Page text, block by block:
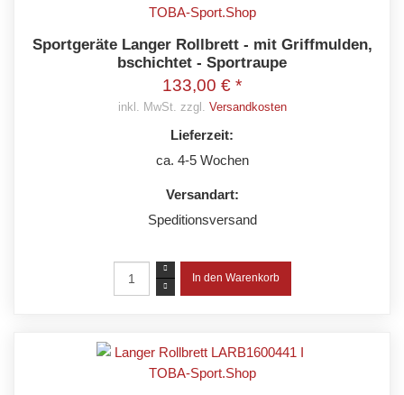
Sportgeräte Langer Rollbrett - mit Griffmulden,
bschichtet - Sportraupe
133,00 € *
inkl. MwSt. zzgl. Versandkosten
Lieferzeit:
ca. 4-5 Wochen
Versandart:
Speditionsversand